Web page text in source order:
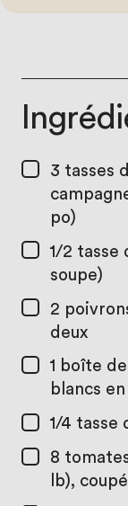
3 tasses
po)
1/2 tasse
soupe)
2
deux
1 boîte
blancs
1/4 tasse
8
lb),